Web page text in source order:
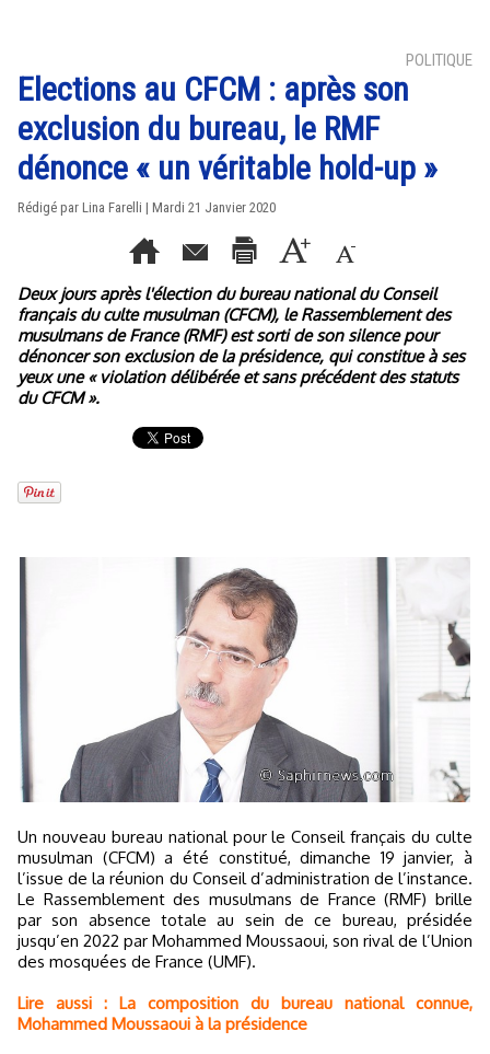
POLITIQUE
Elections au CFCM : après son
exclusion du bureau, le RMF
dénonce « un véritable hold-up »
Rédigé par Lina Farelli | Mardi 21 Janvier 2020
Deux jours après l'élection du bureau national du Conseil
français du culte musulman (CFCM), le Rassemblement des
musulmans de France (RMF) est sorti de son silence pour
dénoncer son exclusion de la présidence, qui constitue à ses
yeux une « violation délibérée et sans précédent des statuts
du CFCM ».
Un nouveau bureau national pour le Conseil français du culte
musulman (CFCM) a été constitué, dimanche 19 janvier, à
l’issue de la réunion du Conseil d’administration de l’instance.
Le Rassemblement des musulmans de France (RMF) brille
par son absence totale au sein de ce bureau, présidée
jusqu’en 2022 par Mohammed Moussaoui, son rival de l’Union
des mosquées de France (UMF).
Lire aussi : La composition du bureau national connue,
Mohammed Moussaoui à la présidence